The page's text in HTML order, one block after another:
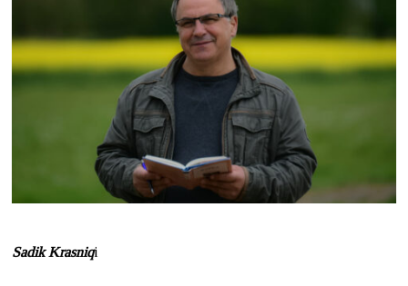
Sadik Krasniqi